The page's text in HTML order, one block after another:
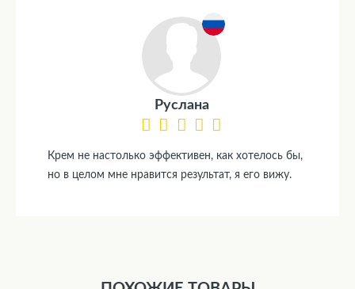
Руслана
Крем не настолько эффективен, как хотелось бы,
но в целом мне нравится результат, я его вижу.